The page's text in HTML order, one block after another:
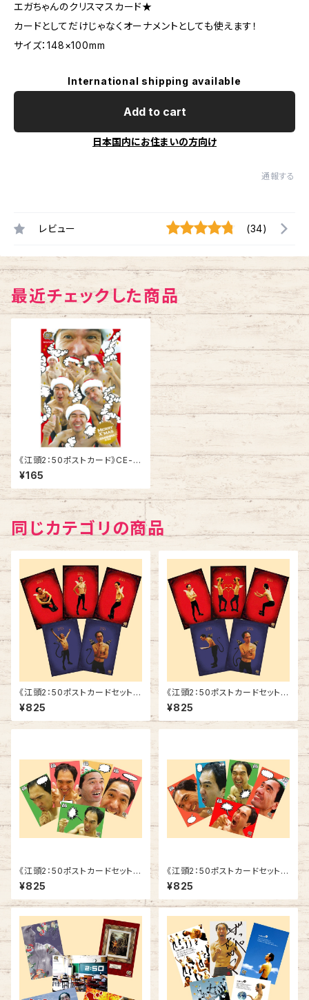
エガちゃんのクリスマスカード★
カードとしてだけじゃなくオーナメントとしても使えます！
サイズ：148×100mm
International shipping available
Add to cart
日本国内にお住まいの方向け
通報する
レビュー (34)
最近チェックした商品
《江頭2：50ポストカード》CE-C
8／ にぎやかサンタ
¥165
同じカテゴリの商品
《江頭2：50ポストカードセット》
SCE-ED2
¥825
《江頭2：50ポストカードセット》
SCE-ED1
¥825
《江頭2：50ポストカードセット》
SCE-F2
¥825
《江頭2：50ポストカードセット》
SCE-F1
¥825